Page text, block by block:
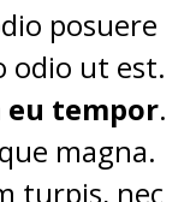
posuere
odio ut est.
eu tempor.
magna.
turpis, nec